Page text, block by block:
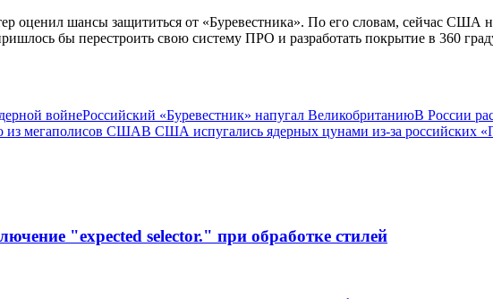
оценил шансы защититься от «Буревестника». По его словам, сейчас
бы перестроить свою систему ПРО и разработать покрытие в 360
войнеРоссийский «Буревестник» напугал ВеликобританиюВ России
из мегаполисов СШАВ США испугались ядерных цунами из-за российских
"expected selector." при обработке стилей